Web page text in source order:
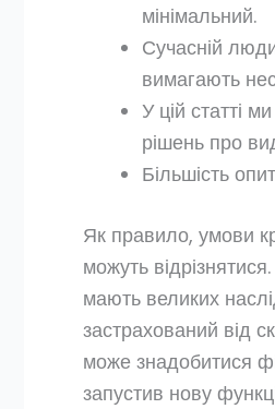
мінімальний.
Сучасній
вимагають
У цій статті
рішень про
Більшість
Як правило, умови
можуть
мають великих
застрахований від
може знадобитися
запустив нову